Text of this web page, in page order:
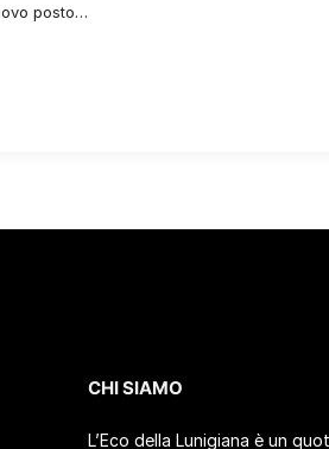
posto…
CHI SIAMO
L’Eco della Lunigiana è un